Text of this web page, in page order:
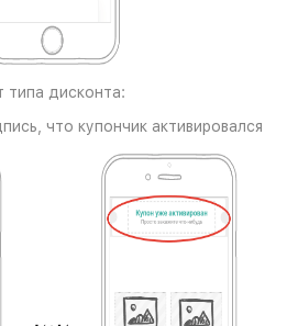
типа дисконта:
что купончик активировался